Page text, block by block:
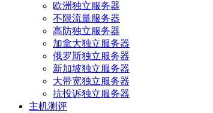
欧洲独立服务器
不限流量服务器
高防独立服务器
加拿大独立服务器
俄罗斯独立服务器
新加坡独立服务器
大带宽独立服务器
抗投诉独立服务器
主机测评